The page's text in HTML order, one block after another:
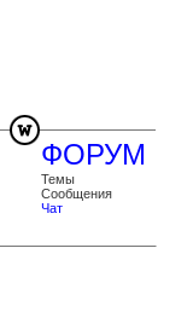
ФОРУМ
Темы
Сообщения
Чат